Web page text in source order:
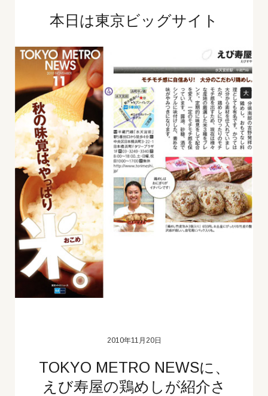
本日は東京ビッグサイト
本日は東京ビッグサイトに配達に行ってきました！
イベント会社様からの注文で「ＮＭＢ４８握手会」
だそう‥
えび寿屋の社長
休日
江東区 土曜 イベント会場
東京 デリバリー
スタッフブログ
2010年11月20日
TOKYO METRO NEWSに、
えび寿屋の鶏めしが紹介さ